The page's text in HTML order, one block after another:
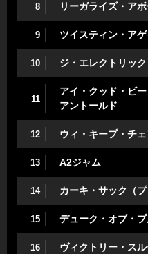
8 リーガライズ・ア
9 ツイスティン・ア
10 ジ・エレクトリッ
11
アイ・クッド・ビ
アントールド
12 ウィ・キープ・チ
13 A2ジャム
14 カーキ・サック（プ
15 デューク・オブ・プ
16 ヴィクトリー・ス